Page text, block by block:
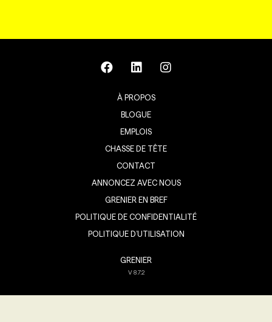
À PROPOS
BLOGUE
EMPLOIS
CHASSE DE TÊTE
CONTACT
ANNONCEZ AVEC NOUS
GRENIER EN BREF
POLITIQUE DE CONFIDENTIALITÉ
POLITIQUE D’UTILISATION
GRENIER
V8.7.2